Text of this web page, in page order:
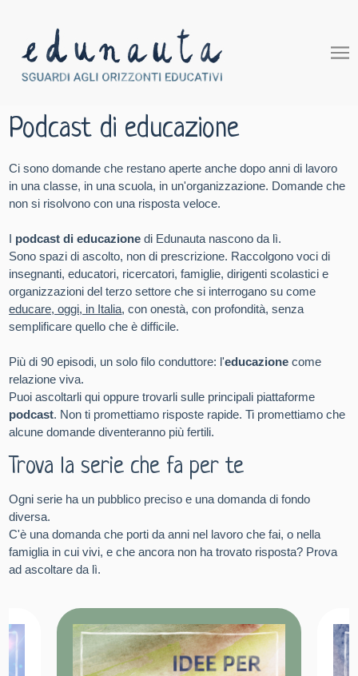
Podcast di educazione
Ci sono domande che restano aperte anche dopo anni di lavoro
in una classe, in una scuola, in un'organizzazione. Domande che
non si risolvono con una risposta veloce.
I podcast di educazionedi Edunauta nascono da lì.
Sono spazi di ascolto, non di prescrizione. Raccolgono voci di
insegnanti, educatori, ricercatori, famiglie, dirigenti scolastici e
organizzazioni del terzo settore che si interrogano su come
educare, oggi, in Italia, con onestà, con profondità, senza
semplificare quello che è difficile.
Più di 90 episodi, un solo filo conduttore: l'educazione come
relazione viva.
Puoi ascoltarli qui oppure trovarli sulle principali piattaforme
podcast. Non ti promettiamo risposte rapide. Ti promettiamo che
alcune domande diventeranno più fertili.
Trova la serie che fa per te
Ogni serie ha un pubblico preciso e una domanda di fondo
diversa.
C'è una domanda che porti da anni nel lavoro che fai, o nella
famiglia in cui vivi, e che ancora non ha trovato risposta? Prova
ad ascoltare da lì.